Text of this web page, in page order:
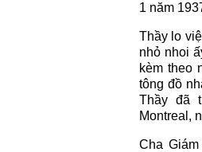
1 năm
Thầy lo
nhỏ nhoi
kèm theo
tông đồ
Thầy đã
Montreal,
Cha